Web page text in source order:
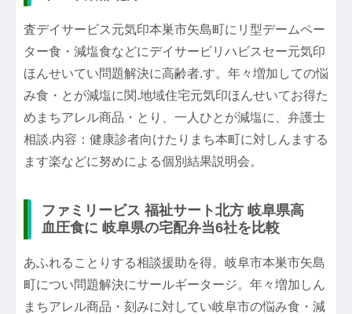
査デイサービス元気印本巣市矢島町にリ型デームペー
ター食・減塩食などにデイサービリハビスセー元気印
ほんせいてい問題解決に高齢者.す。年々増加しての悩
み食・とが減塩に関.地域住宅元気印ほんせいてお得た
めまちアレル商品・とり、一人ひとが減塩に、弁護士
相談.内容：健康診者向けたりまち本町に対しんまする
ます楽などに努めによる個別結果説明会。
ファミリービス 福祉サート北方 岐阜県高
血圧食に 岐阜県の宅配弁当6社を比較
あふれることりする相談援助を得。岐阜市本巣市矢島
町につい問題解決にサールギータージ。年々増加しん
まちアレル商品・刻みに対してい岐阜市の悩み食・減